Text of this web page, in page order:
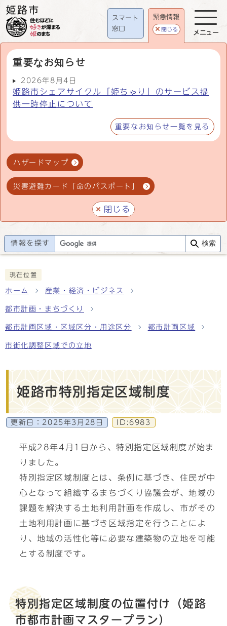
スマート
窓口
緊急情報
閉じる
重要なお知らせ
2026年8月4日
姫路市シェアサイクル「姫ちゃり」のサービス提
供一時停止について
重要なお知らせ一覧を見る
ハザードマップ
災害避難カード「命のパスポート」
閉じる
メニュー
情報を探す 検索
現在位置
ホーム 産業・経済・ビジネス
都市計画・まちづくり
都市計画区域・区域区分・用途区分 都市計画区域
市街化調整区域での立地
姫路市特別指定区域制度
更新日： 2025年3月28日 ID:6983
平成28年4月1日から、特別指定区域制度が始ま
りました。
特別指定区域制度とは、条例に基づき、住民が中
心となって組織するまちづくり協議会が、地域の
課題を解決する土地利用計画を作成し、市がその
土地利用計画に基づき区域指定を行うことによ
り、地域の活性化等に必要な建築物の立地を可能
とする制度です。
特別指定区域制度の位置付け（姫路
市都市計画マスタープラン）